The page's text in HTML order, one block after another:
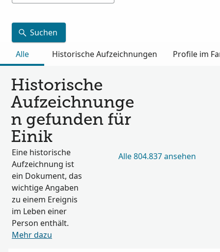
Suchen
Alle
Historische Aufzeichnungen Profile im
Historische
Aufzeichnunge
n gefunden für
Einik
Eine historische
Aufzeichnung ist
ein Dokument, das
wichtige Angaben
zu einem Ereignis
im Leben einer
Person enthält.
Mehr dazu
Alle 804.837 ansehen